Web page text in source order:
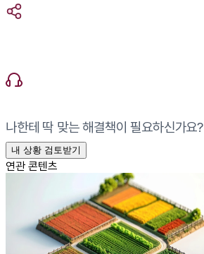
나한테 딱 맞는 해결책이 필요하신가요?
내 상황 검토받기
연관 콘텐츠